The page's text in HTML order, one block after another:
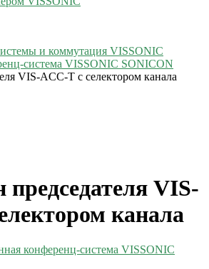
и коммутация VISSONIC
система VISSONIC SONICON
VIS-ACC-T с селектором канала
VIS-
канала
конференц-система VISSONIC